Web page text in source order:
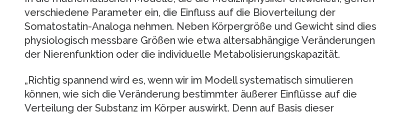
verschiedene Parameter ein, die Einfluss auf die Bioverteilung der
Somatostatin-Analoga nehmen. Neben Körpergröße und Gewicht sind dies
physiologisch messbare Größen wie etwa altersabhängige Veränderungen
der Nierenfunktion oder die individuelle Metabolisierungskapazität.
„Richtig spannend wird es, wenn wir im Modell systematisch simulieren
können, wie sich die Veränderung bestimmter äußerer Einflüsse auf die
Verteilung der Substanz im Körper auswirkt. Denn auf Basis dieser